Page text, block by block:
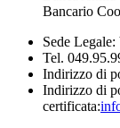
Bancario
Sede
Tel.
Indirizzo di
Indirizzo di
certificata: